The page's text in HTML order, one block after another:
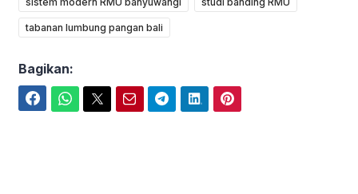
tabanan lumbung pangan bali
Bagikan: